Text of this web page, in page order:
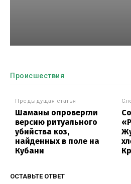
Происшествия
Предыдущая статья
Шаманы опровергли
версию ритуального
убийства коз,
найденных в поле на
Кубани
ОСТАВЬТЕ ОТВЕТ